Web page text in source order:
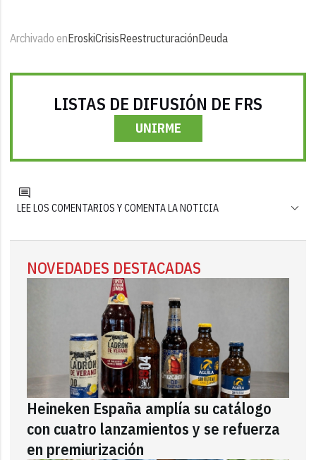
Archivado enEroskiCrisisReestructuraciónDeuda
LISTAS DE DIFUSIÓN DE FRS
UNIRME
LEE LOS COMENTARIOS Y COMENTA LA NOTICIA
NOVEDADES DESTACADAS
Heineken España amplía su catálogo
con cuatro lanzamientos y se refuerza
en premiurización